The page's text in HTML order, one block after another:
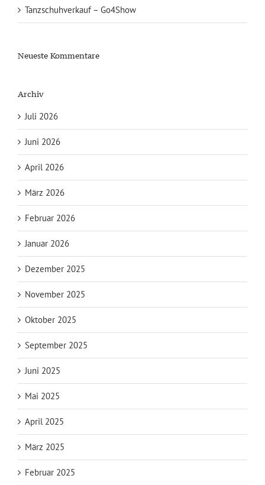
Tanzschuhverkauf – Go4Show
Neueste Kommentare
Archiv
Juli 2026
Juni 2026
April 2026
März 2026
Februar 2026
Januar 2026
Dezember 2025
November 2025
Oktober 2025
September 2025
Juni 2025
Mai 2025
April 2025
März 2025
Februar 2025